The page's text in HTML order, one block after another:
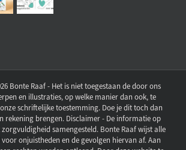
Bonte Raaf - Het is niet toegestaan de door ons
en illustraties, op welke manier dan ook, te
schriftelijke toestemming. Doe je dit toch dan
rekening brengen. Disclaimer - De informatie op
samengesteld. Bonte Raaf wijst alle
onjuistheden en de gevolgen hiervan af. Aan